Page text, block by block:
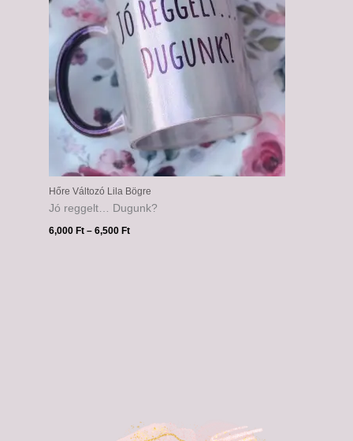
Hőre Változó Lila Bögre
Jó reggelt… Dugunk?
6,000Ft – 6,500Ft